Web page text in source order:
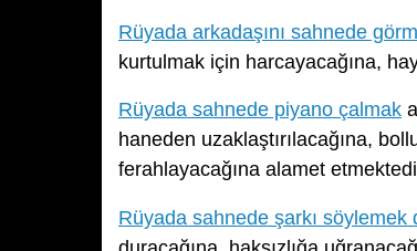
Rüyada arkadaşını sahnede
kurtulmak için harcayacağına,
Rüyada sahnede piyano çalmak
haneden uzaklaştırılacağına,
ferahlayacağına alamet
Rüyada sahnede şarkı söylemek